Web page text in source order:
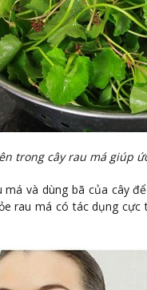
trong cây rau má giúp
và dùng bã của cây
rau má có tác dụng